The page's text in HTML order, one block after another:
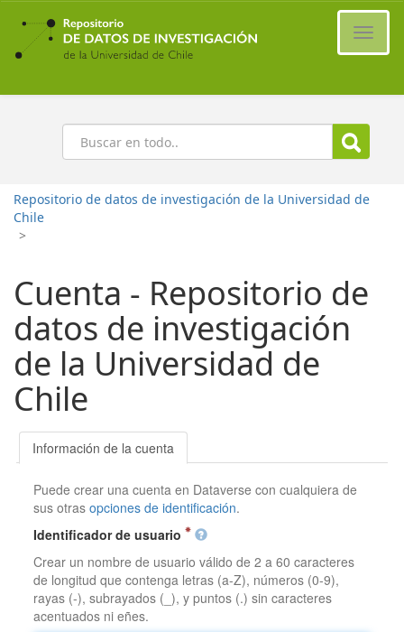
Ir
contenido
principal
Buscar
Repositorio de datos de investigación de la Universidad de
Chile
>
Cuenta - Repositorio de
datos de investigación
de la Universidad de
Chile
Información de la cuenta
Puede crear una cuenta en Dataverse con cualquiera de
sus otrasopciones de identificación.
Identificador de usuario
Crear un nombre de usuario válido de 2 a 60 caracteres
de longitud que contenga letras (a-Z), números (0-9),
rayas (-), subrayados (_), y puntos (.) sin caracteres
acentuados ni eñes.